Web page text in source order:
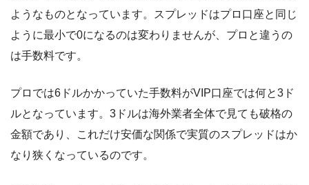
ようなものとなっています。スプレッドはプロ口座と同じ
ように最小で0になるのは変わりませんが、プロと違うの
は手数料です。
プロでは6ドルかかっていた手数料がVIP口座では何と3ド
ルとなっています。3ドルは海外業者全体で見ても破格の
金額であり、これだけ安価な関係で実質のスプレッドはか
なり狭くなっているのです。